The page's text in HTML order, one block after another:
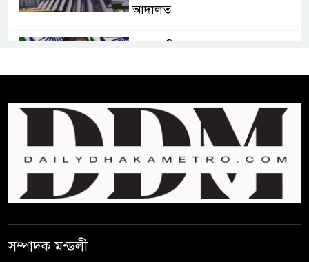
আদালত
শেখ হাসিনার বক্তব্যে ভারতের
শেখ হাসিনা দেশে ফিরে আসুক,
গণহত্যার দায়ে কারাগারে যাক :
আইনমন্ত্রী
বিলুপ্ত হচ্ছে র‍্যাব,নতুন বাহিনী
‘স্পেশাল রেসপন্স ব্যাটালিয়ন’
সম্পাদক মন্ডলী